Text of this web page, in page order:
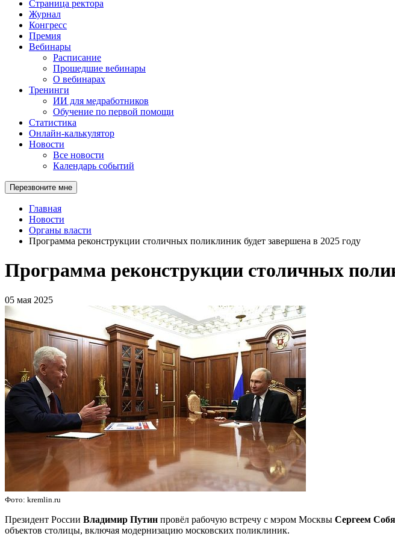
Страница ректора
Журнал
Конгресс
Премия
Вебинары
Расписание
Прошедшие вебинары
О вебинарах
Тренинги
ИИ для медработников
Обучение по первой помощи
Статистика
Онлайн-калькулятор
Новости
Все новости
Календарь событий
Перезвоните мне
Главная
Новости
Органы власти
Программа реконструкции столичных поликлиник будет завершена в 2025 году
Программа реконструкции столичных
05 мая 2025
Фото: kremlin.ru
Президент России Владимир Путин провёл рабочую встречу с мэром Москвы Сергеем
объектов столицы, включая модернизацию московских поликлиник.